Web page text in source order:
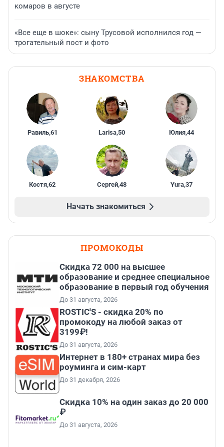
комаров в августе
«Все еще в шоке»: сыну Трусовой исполнился год —
трогательный пост и фото
ЗНАКОМСТВА
Равиль,61 Larisa,50 Юлия,44
Костя,62 Сергей,48 Yura,37
Начать знакомиться
ПРОМОКОДЫ
Скидка 72 000 на высшее
образование и среднее специальное
образование в первый год обучения
До 31 августа, 2026
ROSTIC'S - скидка 20% по
промокоду на любой заказ от
3199₽!
До 31 августа, 2026
Интернет в 180+ странах мира без
роуминга и сим-карт
До 31 декабря, 2026
Скидка 10% на один заказ до 20 000
₽
До 31 августа, 2026